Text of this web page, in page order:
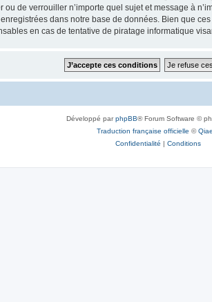
de verrouiller n’importe quel sujet et message à
dans notre base de données. Bien que
en cas de tentative de piratage informatique
Développé parphpBB® Forum Software ©
Traduction française officielle ©
Confidentialité | Conditions